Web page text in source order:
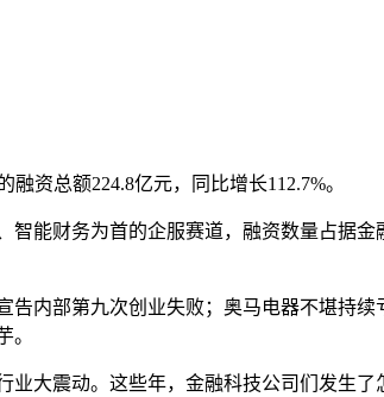
资总额224.8亿元，同比增长112.7%。
智能财务为首的企服赛道，融资数量占据金
内部第九次创业失败；奥马电器不堪持
。
业大震动。这些年，金融科技公司们发生了